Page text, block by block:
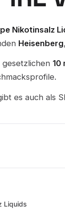
Nikotinsalz
Heisenberg,
gesetzlichen 10
es auch als
Liquids